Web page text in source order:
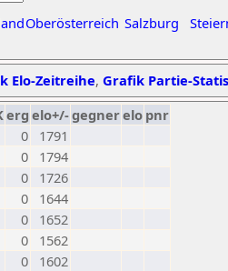
Oberösterreich Salzburg
Elo-Zeitreihe, Grafik Partie-
erg elo+/-gegnerelo pnr
0
1791
0
1794
0
1726
0
1644
0
1652
0
1562
0
1602